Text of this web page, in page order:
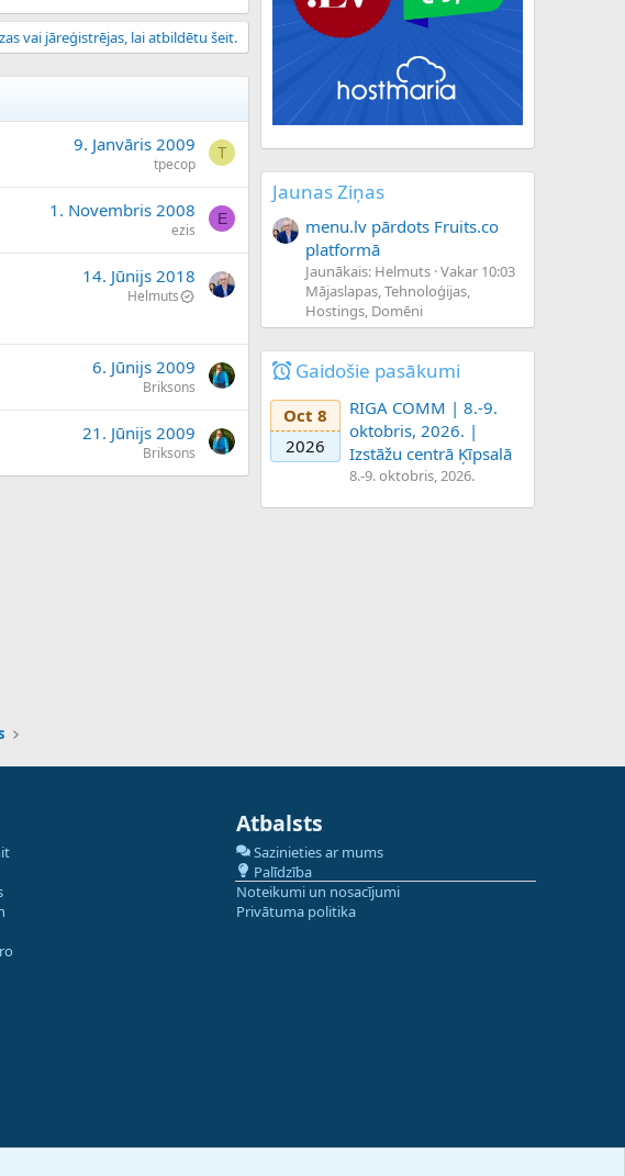
vai jāreģistrējas, lai atbildētu šeit.
9. Janvāris 2009
tpecop
T
1. Novembris 2008
ezis
E
14. Jūnijs 2018
Helmuts
6. Jūnijs 2009
Briksons
21. Jūnijs 2009
Briksons
Jaunas Ziņas
menu.lv pārdots Fruits.co
platformā
Jaunākais: Helmuts Vakar 10:03
Mājaslapas, Tehnoloģijas,
Hostings, Domēni
Gaidošie pasākumi
Oct 8
2026
RIGA COMM | 8.-9.
oktobris, 2026. |
Izstāžu centrā Ķīpsalā
8.-9. oktobris, 2026.
Atbalsts
Sazinieties ar mums
Palīdzība
Noteikumi un nosacījumi
Privātuma politika